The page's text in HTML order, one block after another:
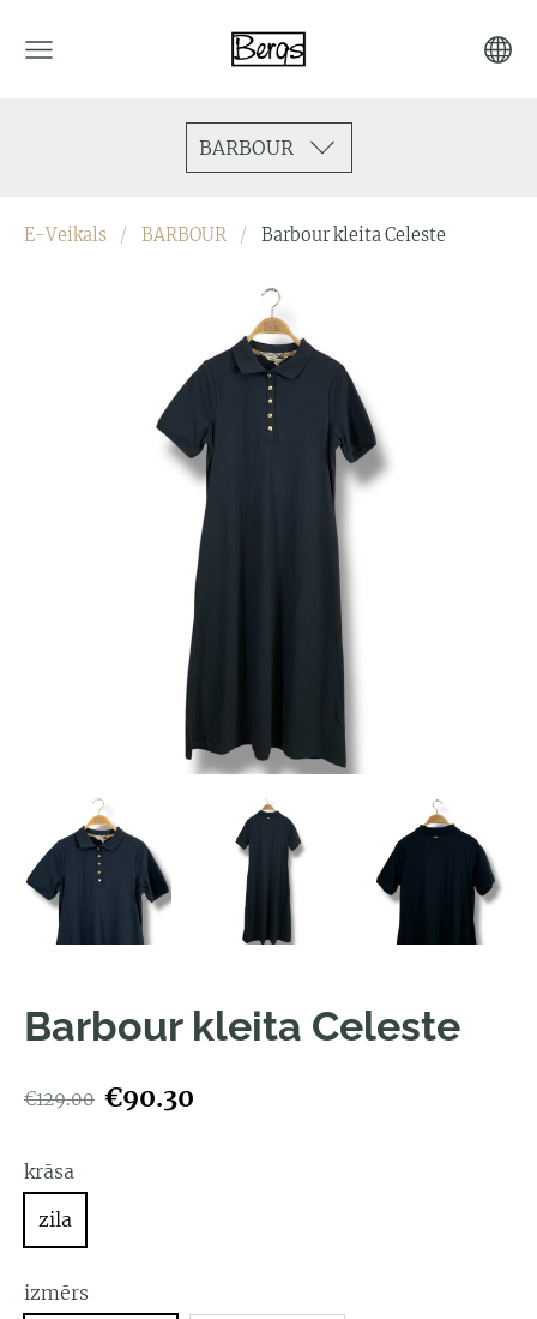
BARBOUR
E-Veikals BARBOUR Barbour kleita Celeste
Barbour kleita Celeste
€129.00 €90.30
krāsa
zila
izmērs